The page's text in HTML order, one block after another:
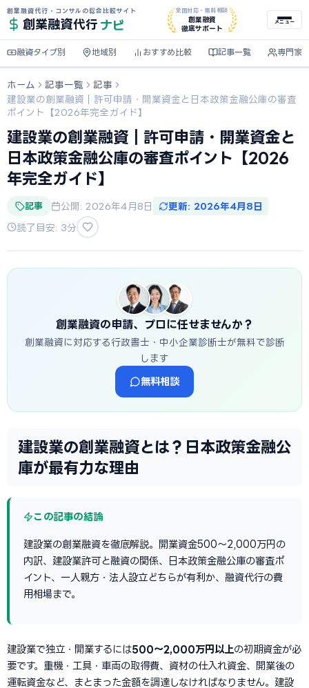
創業融資代行・コンサルの総合比較サイト
創業融資代行 ナビ
全国対応・無料相談
創業融資
徹底サポート
メニュー
融資タイプ別 地域別 おすすめ比較 記事一覧 専門家
ホーム 記事一覧
記事
建設業の創業融資｜許可申請・開業資金と日本政策金融公庫の審査
ポイント【2026年完全ガイド】
建設業の創業融資｜許可申請・開業資金と
日本政策金融公庫の審査ポイント【2026
年完全ガイド】
記事 公開: 2026年4月8日 更新: 2026年4月8日
読了目安: 3分
創業融資の申請、プロに任せませんか？
創業融資に対応する行政書士・中小企業診断士が無料で診断
します
無料相談
建設業の創業融資とは？日本政策金融公
庫が最有力な理由
この記事の結論
建設業の創業融資を徹底解説。開業資金500〜2,000万円の
内訳、建設業許可と融資の関係、日本政策金融公庫の審査ポ
イント、一人親方・法人設立どちらが有利か、融資代行の費
用相場まで。
建設業で独立・開業するには500〜2,000万円以上の初期資金が必
要です。重機・工具・車両の取得費、資材の仕入れ資金、開業後の
運転資金など、まとまった金額を調達しなければなりません。建設